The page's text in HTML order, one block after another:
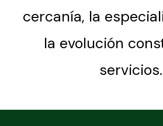
cercanía, la
la evolución
servicios.